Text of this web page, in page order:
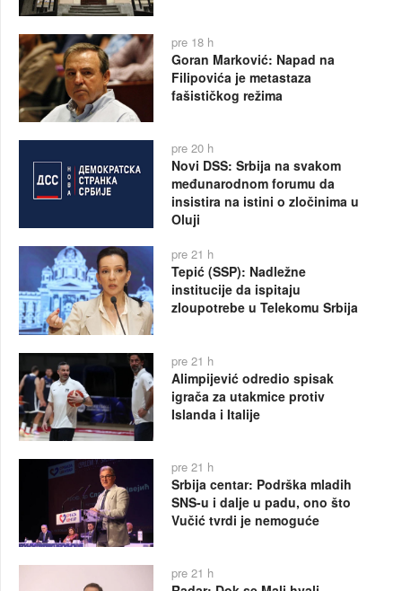
pre 18 h
Goran Marković: Napad na
Filipovića je metastaza
fašističkog režima
pre 20 h
Novi DSS: Srbija na svakom
međunarodnom forumu da
insistira na istini o zločinima u
Oluji
pre 21 h
Tepić (SSP): Nadležne
institucije da ispitaju
zloupotrebe u Telekomu Srbija
pre 21 h
Alimpijević odredio spisak
igrača za utakmice protiv
Islanda i Italije
pre 21 h
Srbija centar: Podrška mladih
SNS-u i dalje u padu, ono što
Vučić tvrdi je nemoguće
pre 21 h